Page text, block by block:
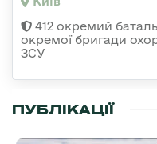
412 окремий
окремої бригади
ЗСУ
ПУБЛІКАЦІЇ